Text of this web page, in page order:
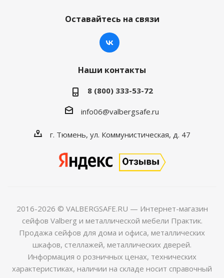
Оставайтесь на связи
Наши контакты
8 (800) 333-53-72
info06@valbergsafe.ru
г. Тюмень, ул. Коммунистическая, д. 47
2016-2026 © VALBERGSAFE.RU — Интернет-магазин
сейфов Valberg и металлической мебели Практик.
Продажа сейфов для дома и офиса, металлических
шкафов, стеллажей, металлических дверей.
Информация о розничных ценах, технических
характеристиках, наличии на складе носит справочный